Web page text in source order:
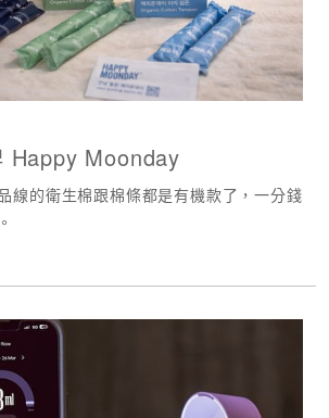
Happy Moonday
線的衛生棉跟棉條都是有機款了，一分錢